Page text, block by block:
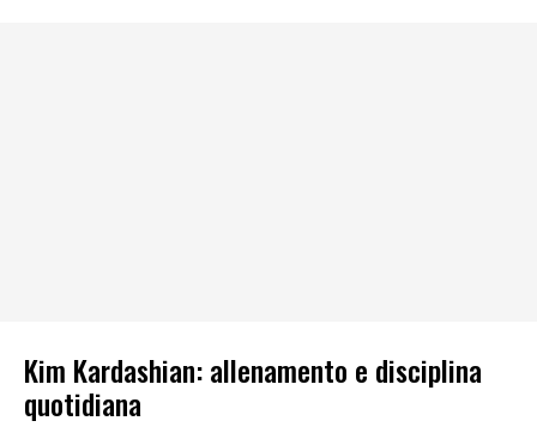
Kim Kardashian: allenamento e disciplina
quotidiana